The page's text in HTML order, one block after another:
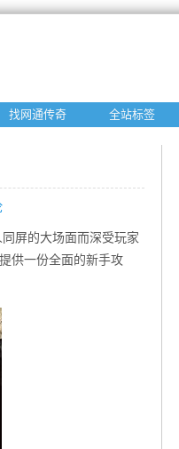
找网通传奇 全站标签
屏的大场面而深受玩家
供一份全面的新手攻